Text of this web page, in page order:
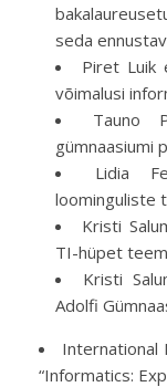
seda
Piret Luik
võimalusi
Tauno
gümnaasiumi
Lidia
loominguliste
Kristi
TI-hüpet
Kristi
Adolfi
International
“Informatics: